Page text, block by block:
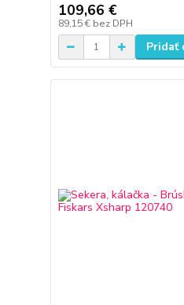
109,66 €
89,15 € bez DPH
Pridať